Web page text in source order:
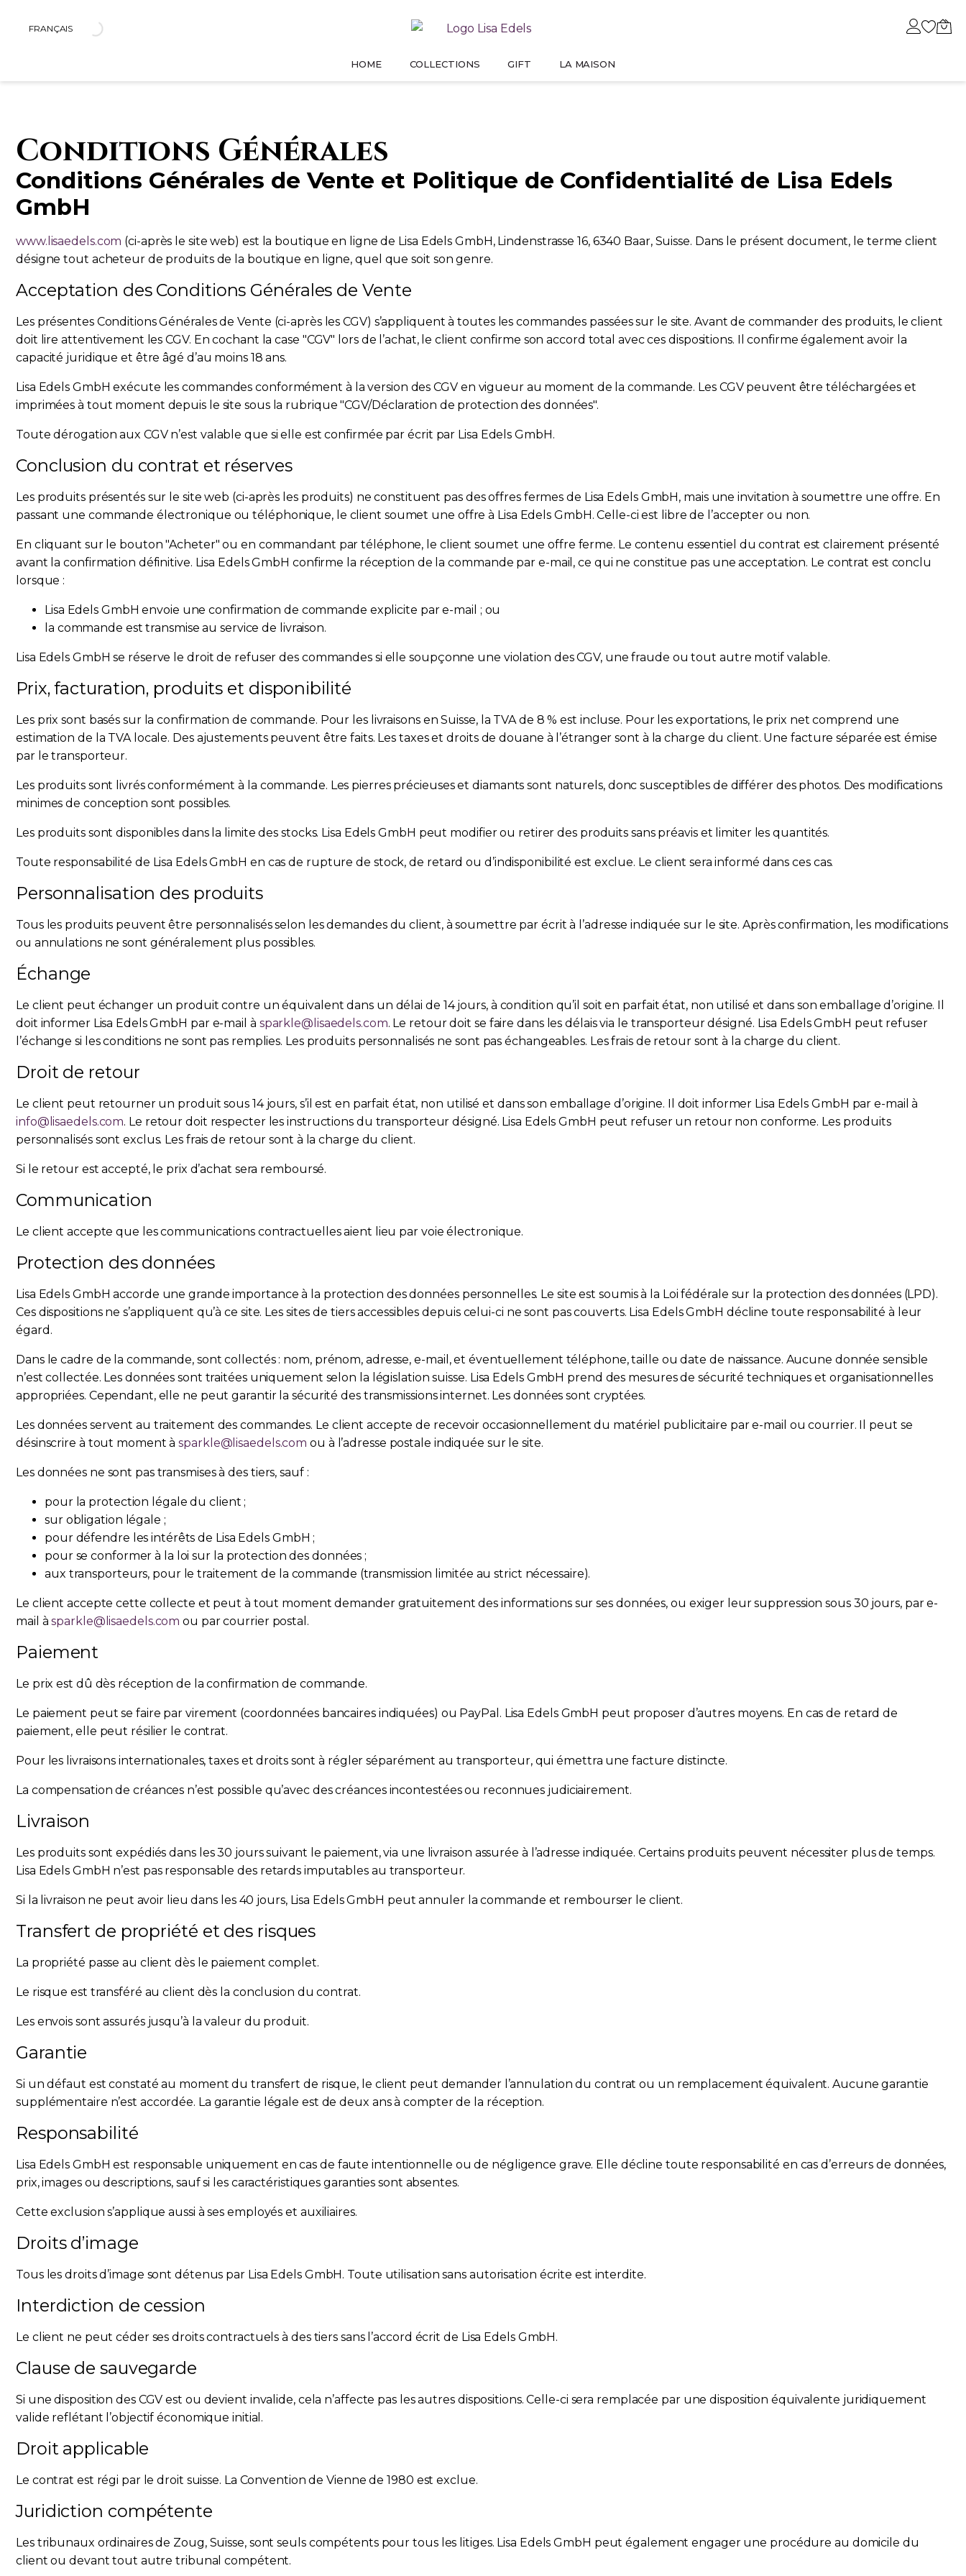
FRANÇAIS
HOME COLLECTIONS
MITH
CLASSIC LINE
AUGUSTA
CUPIDO
VOIR TOUTES LES COLLECTIONS
COLLIERS
BRACELETS
GIFT LA MAISON
NOTRE HISTOIRE
DURABILITÉ
EVENTS
Conditions Générales
Conditions Générales de Vente et Politique de Confidentialité de Lisa Edels
GmbH
www.lisaedels.com (ci-après le site web) est la boutique en ligne de Lisa Edels GmbH, Lindenstrasse 16, 6340 Baar, Suisse. Dans le présent document, le terme client
désigne tout acheteur de produits de la boutique en ligne, quel que soit son genre.
Acceptation des Conditions Générales de Vente
Les présentes Conditions Générales de Vente (ci-après les CGV) s’appliquent à toutes les commandes passées sur le site. Avant de commander des produits, le client
doit lire attentivement les CGV. En cochant la case "CGV" lors de l’achat, le client confirme son accord total avec ces dispositions. Il confirme également avoir la
capacité juridique et être âgé d’au moins 18 ans.
Lisa Edels GmbH exécute les commandes conformément à la version des CGV en vigueur au moment de la commande. Les CGV peuvent être téléchargées et
imprimées à tout moment depuis le site sous la rubrique "CGV/Déclaration de protection des données".
Toute dérogation aux CGV n’est valable que si elle est confirmée par écrit par Lisa Edels GmbH.
Conclusion du contrat et réserves
Les produits présentés sur le site web (ci-après les produits) ne constituent pas des offres fermes de Lisa Edels GmbH, mais une invitation à soumettre une offre. En
passant une commande électronique ou téléphonique, le client soumet une offre à Lisa Edels GmbH. Celle-ci est libre de l’accepter ou non.
En cliquant sur le bouton "Acheter" ou en commandant par téléphone, le client soumet une offre ferme. Le contenu essentiel du contrat est clairement présenté
avant la confirmation définitive. Lisa Edels GmbH confirme la réception de la commande par e-mail, ce qui ne constitue pas une acceptation. Le contrat est conclu
lorsque :
Lisa Edels GmbH envoie une confirmation de commande explicite par e-mail ; ou
la commande est transmise au service de livraison.
Lisa Edels GmbH se réserve le droit de refuser des commandes si elle soupçonne une violation des CGV, une fraude ou tout autre motif valable.
Prix, facturation, produits et disponibilité
Les prix sont basés sur la confirmation de commande. Pour les livraisons en Suisse, la TVA de 8 % est incluse. Pour les exportations, le prix net comprend une
estimation de la TVA locale. Des ajustements peuvent être faits. Les taxes et droits de douane à l’étranger sont à la charge du client. Une facture séparée est émise
par le transporteur.
Les produits sont livrés conformément à la commande. Les pierres précieuses et diamants sont naturels, donc susceptibles de différer des photos. Des modifications
minimes de conception sont possibles.
Les produits sont disponibles dans la limite des stocks. Lisa Edels GmbH peut modifier ou retirer des produits sans préavis et limiter les quantités.
Toute responsabilité de Lisa Edels GmbH en cas de rupture de stock, de retard ou d’indisponibilité est exclue. Le client sera informé dans ces cas.
Personnalisation des produits
Tous les produits peuvent être personnalisés selon les demandes du client, à soumettre par écrit à l’adresse indiquée sur le site. Après confirmation, les modifications
ou annulations ne sont généralement plus possibles.
Échange
Le client peut échanger un produit contre un équivalent dans un délai de 14 jours, à condition qu’il soit en parfait état, non utilisé et dans son emballage d’origine. Il
doit informer Lisa Edels GmbH par e-mail à sparkle@lisaedels.com. Le retour doit se faire dans les délais via le transporteur désigné. Lisa Edels GmbH peut refuser
l’échange si les conditions ne sont pas remplies. Les produits personnalisés ne sont pas échangeables. Les frais de retour sont à la charge du client.
Droit de retour
Le client peut retourner un produit sous 14 jours, s’il est en parfait état, non utilisé et dans son emballage d’origine. Il doit informer Lisa Edels GmbH par e-mail à
info@lisaedels.com. Le retour doit respecter les instructions du transporteur désigné. Lisa Edels GmbH peut refuser un retour non conforme. Les produits
personnalisés sont exclus. Les frais de retour sont à la charge du client.
Si le retour est accepté, le prix d’achat sera remboursé.
Communication
Le client accepte que les communications contractuelles aient lieu par voie électronique.
Protection des données
Lisa Edels GmbH accorde une grande importance à la protection des données personnelles. Le site est soumis à la Loi fédérale sur la protection des données (LPD).
Ces dispositions ne s’appliquent qu’à ce site. Les sites de tiers accessibles depuis celui-ci ne sont pas couverts. Lisa Edels GmbH décline toute responsabilité à leur
égard.
Dans le cadre de la commande, sont collectés : nom, prénom, adresse, e-mail, et éventuellement téléphone, taille ou date de naissance. Aucune donnée sensible
n’est collectée. Les données sont traitées uniquement selon la législation suisse. Lisa Edels GmbH prend des mesures de sécurité techniques et organisationnelles
appropriées. Cependant, elle ne peut garantir la sécurité des transmissions internet. Les données sont cryptées.
Les données servent au traitement des commandes. Le client accepte de recevoir occasionnellement du matériel publicitaire par e-mail ou courrier. Il peut se
désinscrire à tout moment àsparkle@lisaedels.com ou à l’adresse postale indiquée sur le site.
Les données ne sont pas transmises à des tiers, sauf :
pour la protection légale du client ;
sur obligation légale ;
pour défendre les intérêts de Lisa Edels GmbH ;
pour se conformer à la loi sur la protection des données ;
aux transporteurs, pour le traitement de la commande (transmission limitée au strict nécessaire).
Le client accepte cette collecte et peut à tout moment demander gratuitement des informations sur ses données, ou exiger leur suppression sous 30 jours, par e-
mail àsparkle@lisaedels.com ou par courrier postal.
Paiement
Le prix est dû dès réception de la confirmation de commande.
Le paiement peut se faire par virement (coordonnées bancaires indiquées) ou PayPal. Lisa Edels GmbH peut proposer d’autres moyens. En cas de retard de
paiement, elle peut résilier le contrat.
Pour les livraisons internationales, taxes et droits sont à régler séparément au transporteur, qui émettra une facture distincte.
La compensation de créances n’est possible qu’avec des créances incontestées ou reconnues judiciairement.
Livraison
Les produits sont expédiés dans les 30 jours suivant le paiement, via une livraison assurée à l’adresse indiquée. Certains produits peuvent nécessiter plus de temps.
Lisa Edels GmbH n’est pas responsable des retards imputables au transporteur.
Si la livraison ne peut avoir lieu dans les 40 jours, Lisa Edels GmbH peut annuler la commande et rembourser le client.
Transfert de propriété et des risques
La propriété passe au client dès le paiement complet.
Le risque est transféré au client dès la conclusion du contrat.
Les envois sont assurés jusqu’à la valeur du produit.
Garantie
Si un défaut est constaté au moment du transfert de risque, le client peut demander l’annulation du contrat ou un remplacement équivalent. Aucune garantie
supplémentaire n’est accordée. La garantie légale est de deux ans à compter de la réception.
Responsabilité
Lisa Edels GmbH est responsable uniquement en cas de faute intentionnelle ou de négligence grave. Elle décline toute responsabilité en cas d’erreurs de données,
prix, images ou descriptions, sauf si les caractéristiques garanties sont absentes.
Cette exclusion s’applique aussi à ses employés et auxiliaires.
Droits d’image
Tous les droits d’image sont détenus par Lisa Edels GmbH. Toute utilisation sans autorisation écrite est interdite.
Interdiction de cession
Le client ne peut céder ses droits contractuels à des tiers sans l’accord écrit de Lisa Edels GmbH.
Clause de sauvegarde
Si une disposition des CGV est ou devient invalide, cela n’affecte pas les autres dispositions. Celle-ci sera remplacée par une disposition équivalente juridiquement
valide reflétant l’objectif économique initial.
Droit applicable
Le contrat est régi par le droit suisse. La Convention de Vienne de 1980 est exclue.
Juridiction compétente
Les tribunaux ordinaires de Zoug, Suisse, sont seuls compétents pour tous les litiges. Lisa Edels GmbH peut également engager une procédure au domicile du
client ou devant tout autre tribunal compétent.